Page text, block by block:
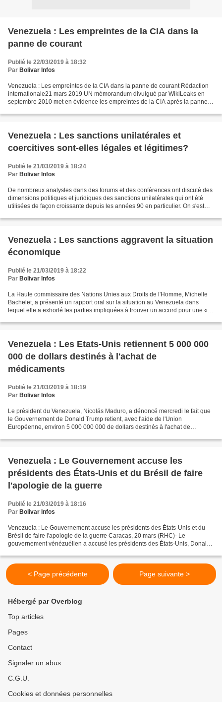
Venezuela : Les empreintes de la CIA dans la
panne de courant
Publié le 22/03/2019 à 18:32
Par Bolivar Infos
Venezuela : Les empreintes de la CIA dans la panne de courant Rédaction
internationale21 mars 2019 UN mémorandum divulgué par WikiLeaks en
septembre 2010 met en évidence les empreintes de la CIA après la panne
Venezuela : Les sanctions unilatérales et
coercitives sont-elles légales et légitimes?
Publié le 21/03/2019 à 18:24
Par Bolivar Infos
De nombreux analystes dans des forums et des conférences ont discuté des
dimensions politiques et juridiques des sanctions unilatérales qui ont été
utilisées de façon croissante depuis les années 90 en particulier. On s'est
Venezuela : Les sanctions aggravent la situation
économique
Publié le 21/03/2019 à 18:22
Par Bolivar Infos
La Haute commissaire des Nations Unies aux Droits de l'Homme, Michelle
Bachelet, a présenté un rapport oral sur la situation au Venezuela dans
lequel elle a exhorté les parties impliquées à trouver un accord pour une «
Venezuela : Les Etats-Unis retiennent 5 000 000
000 de dollars destinés à l'achat de
médicaments
Publié le 21/03/2019 à 18:19
Par Bolivar Infos
Le président du Venezuela, Nicolás Maduro, a dénoncé mercredi le fait que
le Gouvernement de Donald Trump retient, avec l'aide de l'Union
Européenne, environ 5 000 000 000 de dollars destinés à l'achat de
Venezuela : Le Gouvernement accuse les
présidents des États-Unis et du Brésil de faire
l'apologie de la guerre
Publié le 21/03/2019 à 18:16
Par Bolivar Infos
Venezuela : Le Gouvernement accuse les présidents des États-Unis et du
Brésil de faire l'apologie de la guerre Caracas, 20 mars (RHC)- Le
gouvernement vénézuélien a accusé les présidents des États-Unis, Donald
< Page précédente Page suivante >
Hébergé par Overblog
Top articles
Pages
Contact
Signaler un abus
C.G.U.
Cookies et données personnelles